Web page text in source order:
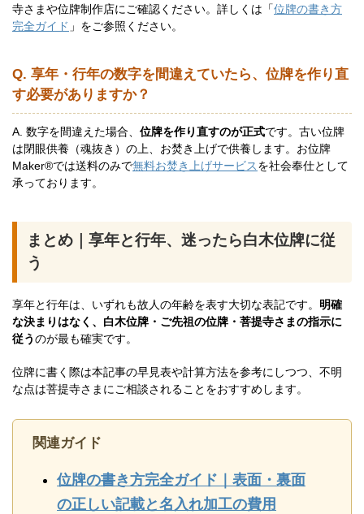
寺さまや位牌制作店にご確認ください。詳しくは「位牌の書き方
完全ガイド 」をご参照ください。
Q. 享年・行年の数字を間違えていたら、位牌を作り直
す必要がありますか？
A. 数字を間違えた場合、 位牌を作り直すのが正式です。古い位牌
は閉眼供養（魂抜き）の上、お焚き上げで供養します。お位牌
Maker®では送料のみで無料お焚き上げサービスを社会奉仕として
承っております。
まとめ｜享年と行年、迷ったら白木位牌に従
う
享年と行年は、いずれも故人の年齢を表す大切な表記です。 明確
な決まりはなく、白木位牌・ご先祖の位牌・菩提寺さまの指示に
従うのが最も確実です。
位牌に書く際は本記事の早見表や計算方法を参考にしつつ、不明
な点は菩提寺さまにご相談されることをおすすめします。
関連ガイド
位牌の書き方完全ガイド｜表面・裏面
の正しい記載と名入れ加工の費用